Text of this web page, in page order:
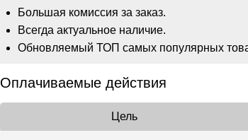
Большая комиссия за заказ.
Всегда актуальное наличие.
Обновляемый ТОП самых популярных
Оплачиваемые действия
Цель